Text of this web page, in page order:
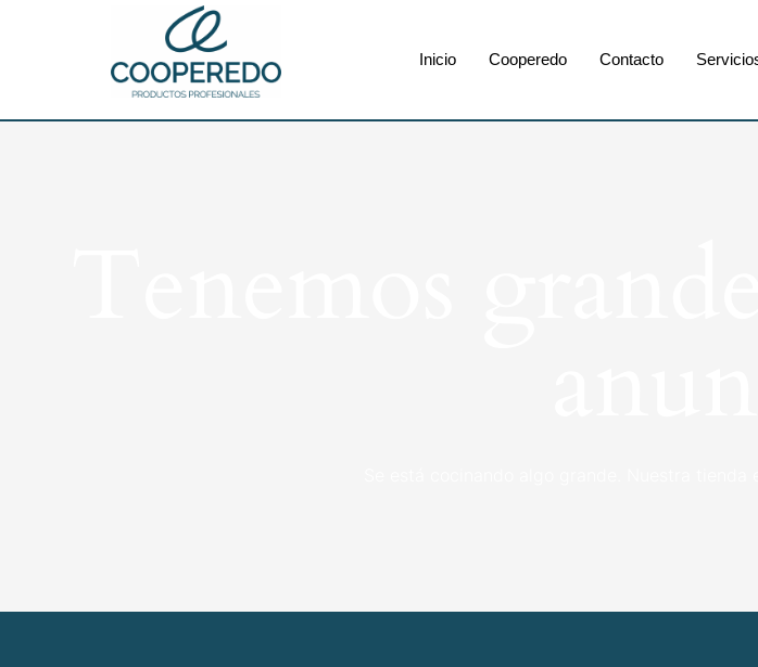
Inicio Cooperedo Contacto